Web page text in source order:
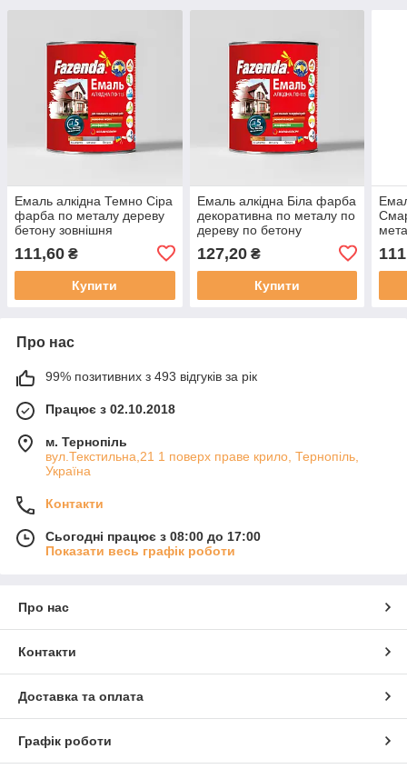
Емаль алкідна Темно Сіра
фарба по металу дереву
бетону зовнішня
внутрішня ПФ 115 F [0.9
кг]
111,60 ₴
Купити
Емаль алкідна Біла фарба
декоративна по металу по
дереву по бетону
115 F [0.9 кг]
127,20₴
Купити
115
Про нас
99% позитивних з 493 відгуків за рік
Працює з 02.10.2018
м. Тернопіль
вул.Текстильна,21 1 поверх праве крило, Тернопіль,
Україна
Контакти
Сьогодні працює з 08:00 до 17:00
Показати весь графік роботи
Про нас
Контакти
Доставка та оплата
Графік роботи